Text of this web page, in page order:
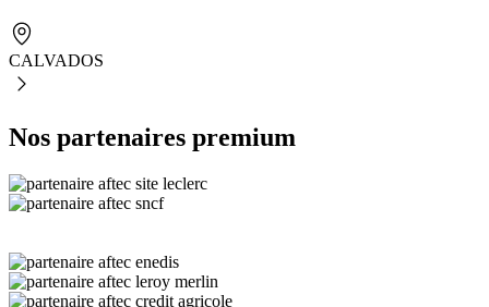
CALVADOS
Nos partenaires premium